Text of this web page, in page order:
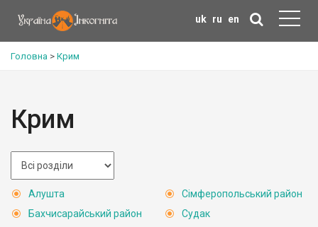
uk ru en
Головна > Крим
Крим
Алушта
Бахчисарайський район
Сімферопольський район
Судак